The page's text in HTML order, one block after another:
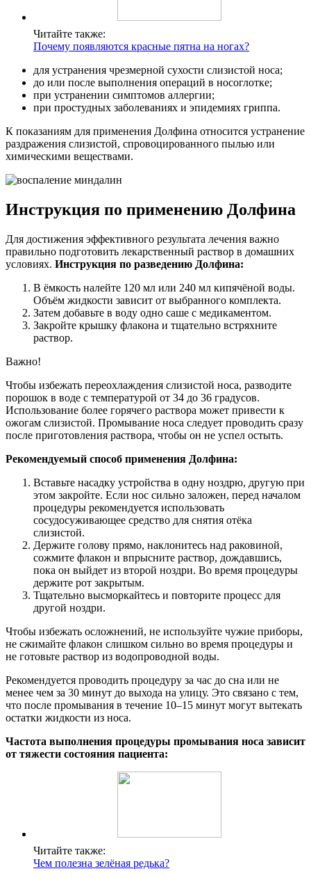
Читайте также:
Почему появляются красные пятна на ногах?
для устранения чрезмерной сухости слизистой носа;
до или после выполнения операций в носоглотке;
при устранении симптомов аллергии;
при простудных заболеваниях и эпидемиях гриппа.
К показаниям для применения Долфина относится устранение
раздражения слизистой, спровоцированного пылью или
химическими веществами.
Инструкция по применению Долфина
Для достижения эффективного результата лечения важно
правильно подготовить лекарственный раствор в домашних
условиях. Инструкция по разведению Долфина:
В ёмкость налейте 120 мл или 240 мл кипячёной воды.
Объём жидкости зависит от выбранного комплекта.
Затем добавьте в воду одно саше с медикаментом.
Закройте крышку флакона и тщательно встряхните
раствор.
Важно!
Чтобы избежать переохлаждения слизистой носа, разводите
порошок в воде с температурой от 34 до 36 градусов.
Использование более горячего раствора может привести к
ожогам слизистой. Промывание носа следует проводить сразу
после приготовления раствора, чтобы он не успел остыть.
Рекомендуемый способ применения Долфина:
Вставьте насадку устройства в одну ноздрю, другую при
этом закройте. Если нос сильно заложен, перед началом
процедуры рекомендуется использовать
сосудосуживающее средство для снятия отёка
слизистой.
Держите голову прямо, наклонитесь над раковиной,
сожмите флакон и впрысните раствор, дождавшись,
пока он выйдет из второй ноздри. Во время процедуры
держите рот закрытым.
Тщательно высморкайтесь и повторите процесс для
другой ноздри.
Чтобы избежать осложнений, не используйте чужие приборы,
не сжимайте флакон слишком сильно во время процедуры и
не готовьте раствор из водопроводной воды.
Рекомендуется проводить процедуру за час до сна или не
менее чем за 30 минут до выхода на улицу. Это связано с тем,
что после промывания в течение 10–15 минут могут вытекать
остатки жидкости из носа.
Частота выполнения процедуры промывания носа зависит
от тяжести состояния пациента:
Читайте также:
Чем полезна зелёная редька?